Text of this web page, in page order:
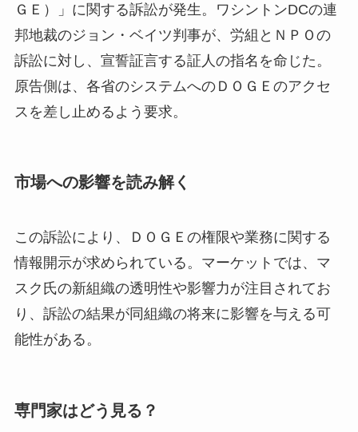
ＧＥ）」に関する訴訟が発生。ワシントンDCの連
邦地裁のジョン・ベイツ判事が、労組とＮＰＯの
訴訟に対し、宣誓証言する証人の指名を命じた。
原告側は、各省のシステムへのＤＯＧＥのアクセ
スを差し止めるよう要求。
市場への影響を読み解く
この訴訟により、ＤＯＧＥの権限や業務に関する
情報開示が求められている。マーケットでは、マ
スク氏の新組織の透明性や影響力が注目されてお
り、訴訟の結果が同組織の将来に影響を与える可
能性がある。
専門家はどう見る？